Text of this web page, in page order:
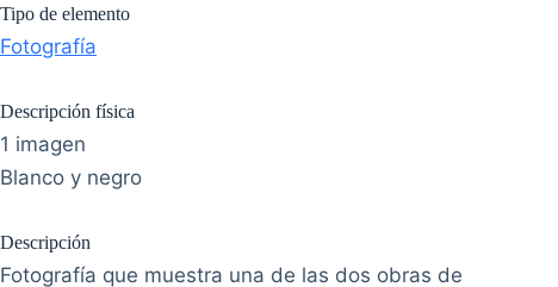
Tipo de elemento
Fotografía
Descripción física
1 imagen
Blanco y negro
Descripción
Fotografía que muestra una de las dos obras de